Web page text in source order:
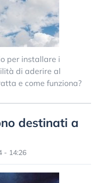
per installare i
di aderire al
e come funziona?
destinati a
- 14:26